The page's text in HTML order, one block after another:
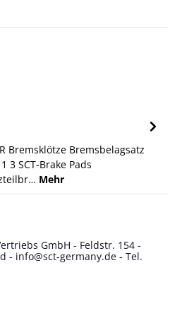
Bremsklötze Bremsbelagsatz
3 SCT-Brake Pads
Mehr
GmbH - Feldstr. 154 -
- info@sct-germany.de - Tel.